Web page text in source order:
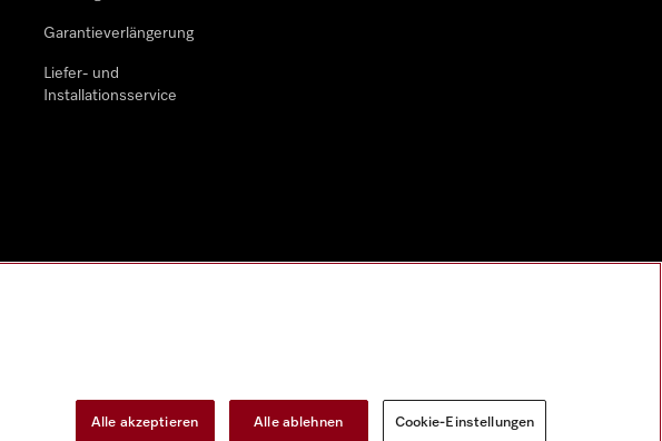
Garantieverlängerung
Liefer- und
Installationsservice
Alle akzeptieren Alle ablehnen Cookie-Einstellungen